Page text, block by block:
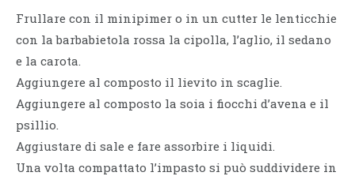
Frullare con il minipimer o in un cutter le lenticchie
con la barbabietola rossa la cipolla, l’aglio, il sedano
e la carota.
Aggiungere al composto il lievito in scaglie.
Aggiungere al composto la soia i fiocchi d’avena e il
psillio.
Aggiustare di sale e fare assorbire i liquidi.
Una volta compattato l’impasto si può suddividere in